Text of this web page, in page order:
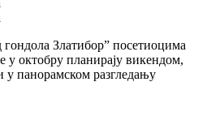
гондола Златибор” посетиоцима
у октобру планирају викендом,
у панорамском разгледању